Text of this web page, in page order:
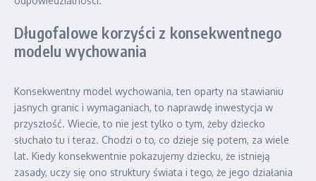
Długofalowe korzyści z konsekwentnego
modelu wychowania
Konsekwentny model wychowania, ten oparty na stawianiu
jasnych granic i wymaganiach, to naprawdę inwestycja w
przyszłość. Wiecie, to nie jest tylko o tym, żeby dziecko
słuchało tu i teraz. Chodzi o to, co dzieje się potem, za wiele
lat. Kiedy konsekwentnie pokazujemy dziecku, że istnieją
zasady, uczy się ono struktury świata i tego, że jego działania